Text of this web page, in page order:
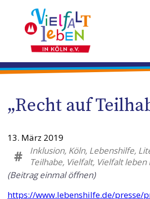
„Recht auf
13. März 2019
#
Inklusion, Köln, Lebenshilfe,
Teilhabe, Vielfalt, Vielfalt leben
(Beitrag einmal öffnen)
https://www.lebenshilfe.de/presse/